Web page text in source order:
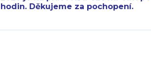
hodin. Děkujeme za pochopení.